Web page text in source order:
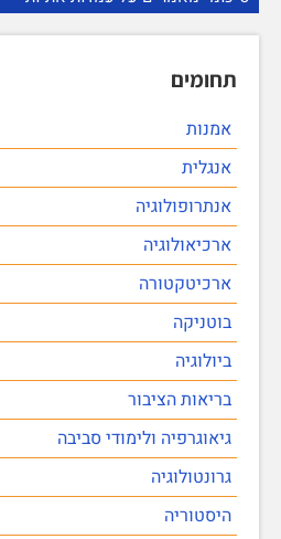
תחומים
אמנות
אנגלית
אנתרופולוגיה
ארכיאולוגיה
ארכיטקטורה
בוטניקה
ביולוגיה
בריאות הציבור
גיאוגרפיה ולימודי סביבה
גרונטולוגיה
היסטוריה